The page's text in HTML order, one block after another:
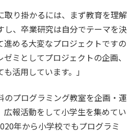
取り掛かるには、まず教育を理解
し、卒業研究は自分でテーマを決
進める大変なプロジェクトですの
ミとしてプロジェクトの企画、
活用しています。」
のプログラミング教室を企画・運
広報活動をして小学生を集めてい
年から小学校でもプログラミ